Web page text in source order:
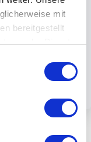
mit
bereitgestellt
der Dienste
our